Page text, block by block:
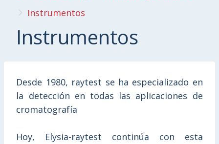
Instrumentos
Instrumentos
Desde 1980, raytest se ha especializado en
la detección en todas las aplicaciones de
cromatografía
Hoy, Elysia-raytest continúa con esta